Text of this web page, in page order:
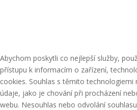
Abychom poskytli co nejlepší služby,
přístupu k informacím o zařízení,
cookies. Souhlas s těmito
údaje, jako je chování při procházení
webu. Nesouhlas nebo odvolání